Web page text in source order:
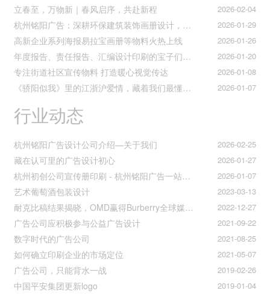
2026-02-04
立春至，万物新｜春风启序，共赴新程
2026-01-29
杭州铭阳广告：深耕环保建筑装饰画册设计，赋能空间美学与可持续发展
2026-01-26
高新企业系列海报易拉宝画册等物料火热上线
2026-01-20
年度报告、责任报告、汇编设计印刷的宝子们集合！
2026-01-08
专注街道社区宣传物料 打造暖心视觉传达
2026-01-07
《骄阳似我》里的江浙沪爱情，藏着我们最懂的温柔与默契
行业动态
2026-02-25
杭州铭阳广告设计公司介绍—关于我们
2026-01-27
藏在认可里的广告设计初心
2026-01-07
杭州初创公司宣传册印刷 - 杭州铭阳广告一站式解决方案
2023-03-13
艺术葡萄酒包装设计
2022-12-27
耐克比稿结果揭晓，OMD赢得Burberry全球媒介业务（转自广告狂人日报）
2021-09-22
广告公司应积极参与公益广告设计
2021-08-25
数字时代的广告公司
2021-05-07
如何确立印刷企业的市场定位
2019-02-26
广告公司，只能背水一战
2019-01-04
中国平安集团更新logo